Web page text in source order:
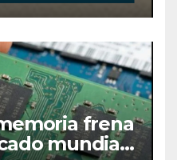
frena
mundial